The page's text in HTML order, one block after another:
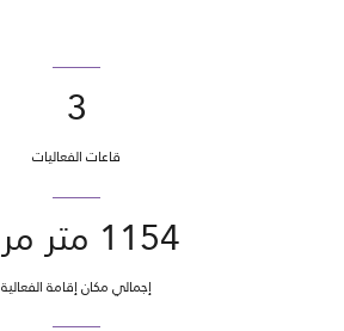
3
قاعات الفعاليات
1154 متر مربع
إجمالي مكان إقامة الفعالية